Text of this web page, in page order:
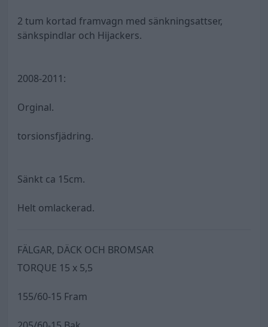
2 tum kortad framvagn med sänkningsattser,
sänkspindlar och Hijackers.
2008-2011:
Orginal.
torsionsfjädring.
Sänkt ca 15cm.
Helt omlackerad.
FÄLGAR, DÄCK OCH BROMSAR
TORQUE 15 x 5,5
155/60-15 Fram